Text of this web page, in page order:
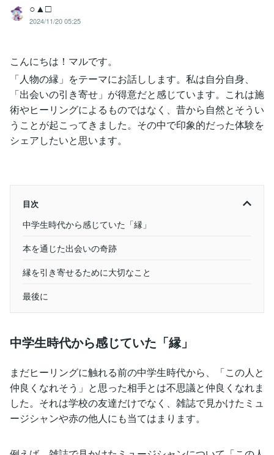
○▲□
2024/11/20 05:25
こんにちは！マルです。
「人物の縁」をテーマにお話しします。私は自分自身、
「出会いの引き寄せ」が得意だと感じています。これは施
術やヒーリングによるものではなく、昔から自然とそうい
うことが起こってきました。その中で印象的だった体験を
シェアしたいと思います。
目次
中学生時代から感じていた「縁」
本を通じた出会いの奇跡
縁を引き寄せるために大切なこと
最後に
中学生時代から感じていた「縁」
まだヒーリングに触れる前の中学生時代から、「この人と
仲良くなれそう」と思った相手とは不思議と仲良くなれま
した。それは学校の友達だけでなく、雑誌で見かけたミュ
ージシャンや赤の他人にも当てはまります。